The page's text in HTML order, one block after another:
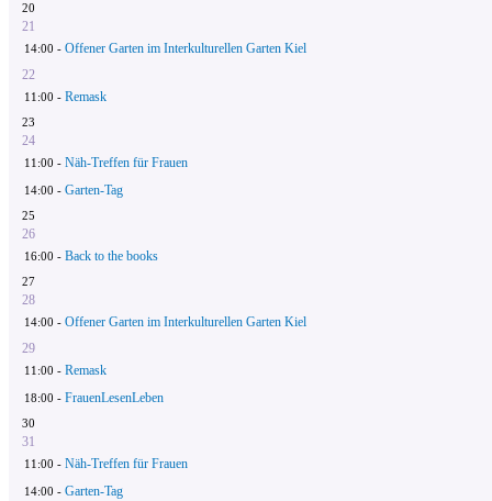
20
21
14:00 - Offener Garten im Interkulturellen Garten Kiel
22
11:00 - Remask
23
24
11:00 - Näh-Treffen für Frauen
14:00 - Garten-Tag
25
26
16:00 - Back to the books
27
28
14:00 - Offener Garten im Interkulturellen Garten Kiel
29
11:00 - Remask
18:00 - FrauenLesenLeben
30
31
11:00 - Näh-Treffen für Frauen
14:00 - Garten-Tag